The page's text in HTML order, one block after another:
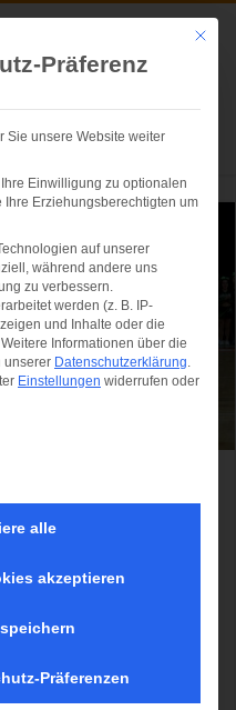
Mit
Präferenz
Sie unsere Website weiter
Einwilligung zu optionalen
Erziehungsberechtigten um
auf unserer
während andere uns
zu verbessern.
werden (z. B. IP-
und Inhalte oder die
Weitere Informationen über die
unserer Datenschutzerklärung.
Einstellungen widerrufen oder
für die eine Einwilligung
alle
akzeptieren
Präferenzen